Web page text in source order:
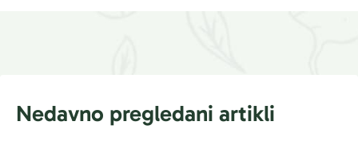
Nedavno pregledani artikli